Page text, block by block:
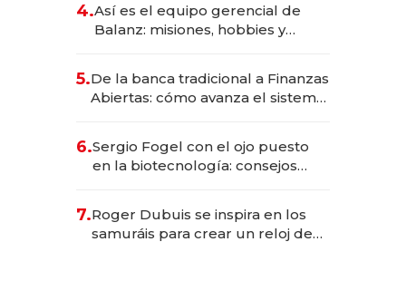
4.Así es el equipo gerencial de
Balanz: misiones, hobbies y
5.De la banca tradicional a Finanzas
Abiertas: cómo avanza el sistema
6.Sergio Fogel con el ojo puesto
en la biotecnología: consejos
rol de la IA
7.Roger Dubuis se inspira en los
samuráis para crear un reloj de